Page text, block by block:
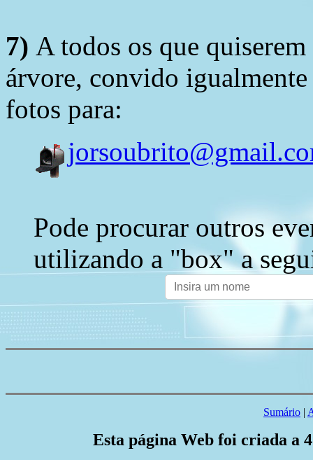
7) A todos os que
árvore, convido
fotos para:
Pode procurar outros
utilizando a "box" a
Sumário |
Esta página Web foi criada a